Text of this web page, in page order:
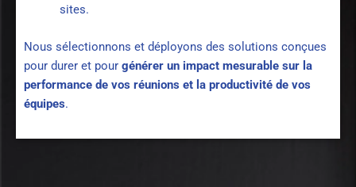
sites.
Nous sélectionnons et déployons des solutions conçues
pour durer et pour générer un impact mesurable sur la
performance de vos réunions et la productivité de vos
équipes.